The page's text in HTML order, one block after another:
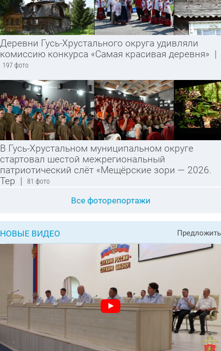
Деревни Гусь-Хрустального округа удивляли
комиссию конкурса «Самая красивая деревня» |
197 фото
В Гусь-Хрустальном муниципальном округе
стартовал шестой межрегиональный
патриотический слёт «Мещёрские зори — 2026.
Тер | 81 фото
Все фоторепортажи
НОВЫЕ ВИДЕО Предложить